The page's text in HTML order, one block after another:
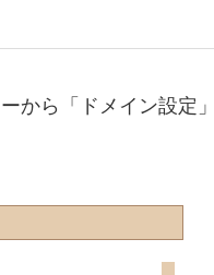
から「ドメイン設定